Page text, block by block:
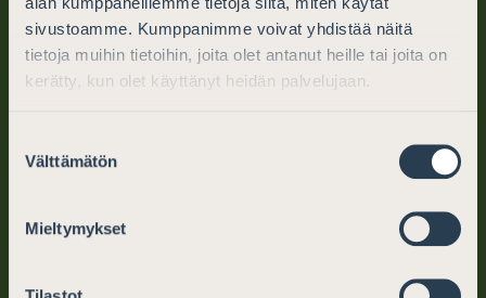
sivustoamme. Kumppanimme voivat yhdistää näitä
tietoja muihin tietoihin, joita olet antanut heille tai joita on
kerätty, kun olet käyttänyt heidän palvelujaan.
valinta
Välttämätön
Mieltymykset
tel. (09) 6866 120
info@advokater.fi